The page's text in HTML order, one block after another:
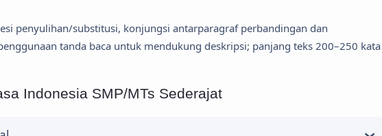
penyulihan/substitusi, konjungsi antarparagraf perbandingan dan
tanda baca untuk mendukung deskripsi; panjang teks 200–250 kata
Indonesia SMP/MTs Sederajat